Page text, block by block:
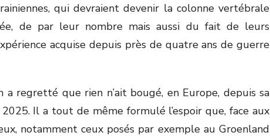
qui devraient devenir la colonne vertébrale
de par leur nombre mais aussi du fait de leurs
acquise depuis près de quatre ans de guerre
a regretté que rien n’ait bougé, en Europe, depuis sa
Il a tout de même formulé l’espoir que, face aux
notamment ceux posés par exemple au Groenland